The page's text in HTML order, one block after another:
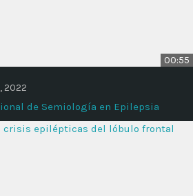
00:55
2022
de Semiología en Epilepsia